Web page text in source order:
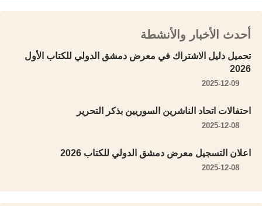
أحدث الأخبار والأنشطة
تحميل دليل الاشتراك في معرض دمشق الدولي للكتاب الأول
2026
2025-12-09
احتفالات اتحاد الناشرين السوريين بذكر التحرير
2025-12-08
اعلان التسجيل معرض دمشق الدولي للكتاب 2026
2025-12-08